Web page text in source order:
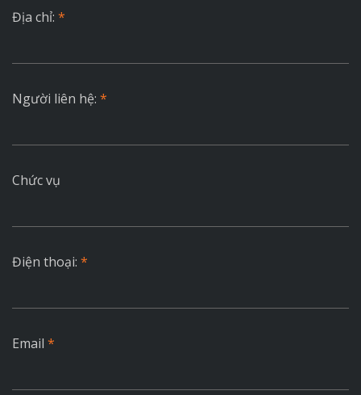
Địa chỉ: *
Người liên hệ: *
Chức vụ
Điện thoại: *
Email *